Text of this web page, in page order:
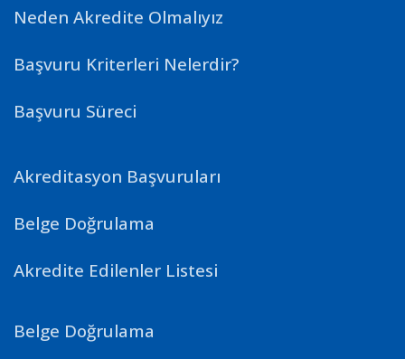
Neden Akredite Olmalıyız
Başvuru Kriterleri Nelerdir?
Başvuru Süreci
Akreditasyon Başvuruları
Belge Doğrulama
Akredite Edilenler Listesi
Belge Doğrulama